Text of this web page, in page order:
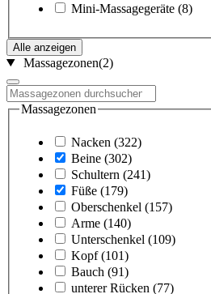
Mini-Massagegeräte (8)
Alle anzeigen
Massagezonen(2)
Massagezonen
Nacken (322)
Beine (302)
Schultern (241)
Füße (179)
Oberschenkel (157)
Arme (140)
Unterschenkel (109)
Kopf (101)
Bauch (91)
unterer Rücken (77)